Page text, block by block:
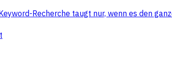
Recherche taugt nur, wenn es den